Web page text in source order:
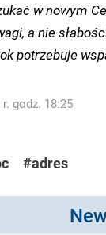
w nowym
a nie
potrzebuje
godz. 18:25
#adres